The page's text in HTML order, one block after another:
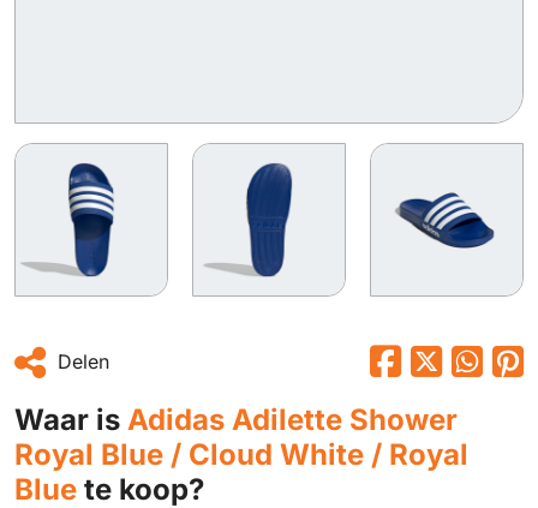
Delen
Waar is Adidas Adilette Shower
Royal Blue / Cloud White / Royal
Blue te koop?